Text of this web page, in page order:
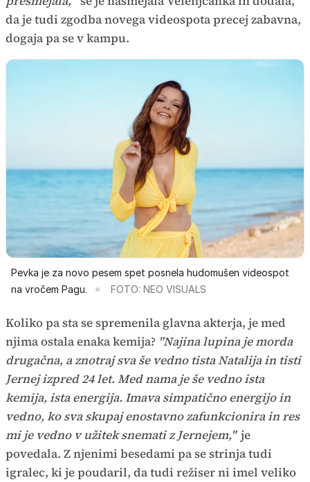
da je tudi zgodba novega videospota precej zabavna,
dogaja pa se v kampu.
Pevka je za novo pesem spet posnela hudomušen videospot
na vročem Pagu.
FOTO: NEO VISUALS
Koliko pa sta se spremenila glavna akterja, je med
njima ostala enaka kemija? "Najina lupina je morda
drugačna, a znotraj sva še vedno tista Natalija in tisti
Jernej izpred 24 let. Med nama je še vedno ista
kemija, ista energija. Imava simpatično energijo in
vedno, ko sva skupaj enostavno zafunkcionira in res
mi je vedno v užitek snemati z Jernejem," je
povedala. Z njenimi besedami pa se strinja tudi
igralec, ki je poudaril, da tudi režiser ni imel veliko